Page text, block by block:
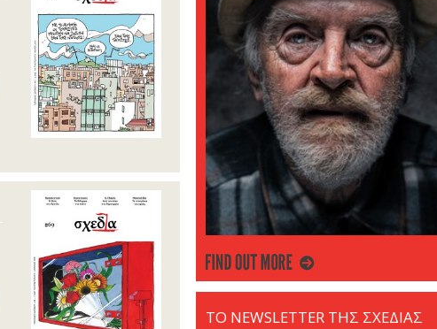
Αύγουστος 2024
Ιούνιος 2024
Μάιος 2024
Απρίλιος 2024
Μάρτιος 2024
Φεβρουάριος 2024
Ιανουάριος 2024
Δεκέμβριος 2023
Νοέμβριος 2023
Οκτώβριος 2023
Σεπτέμβριος 2023
Αύγουστος 2023
Ιούνιος 2023
Μάιος 2023
Απρίλιος 2023
ΜΑΘΕ
ΠΕΡΙΣΣΟΤΕΡΑ
ΤΟ NEWSLETTER ΤΗΣ ΣΧΕΔΙΑΣ